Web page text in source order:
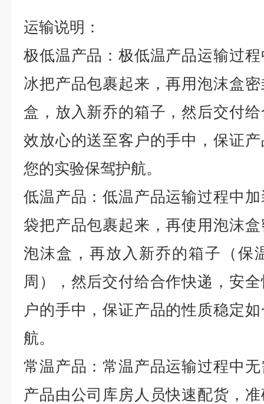
运输说明：
极低温产品：极低温产品运输过
冰把产品包裹起来，再用泡沫盒
盒，放入新乔的箱子，然后交付
效放心的送至客户的手中，保证
您的实验保驾护航。
低温产品：低温产品运输过程中
袋把产品包裹起来，再使用泡沫
泡沫盒，再放入新乔的箱子（保
周），然后交付给合作快递，安
户的手中，保证产品的性质稳定
航。
常温产品：常温产品运输过程中
产品由公司库房人员快速配货，